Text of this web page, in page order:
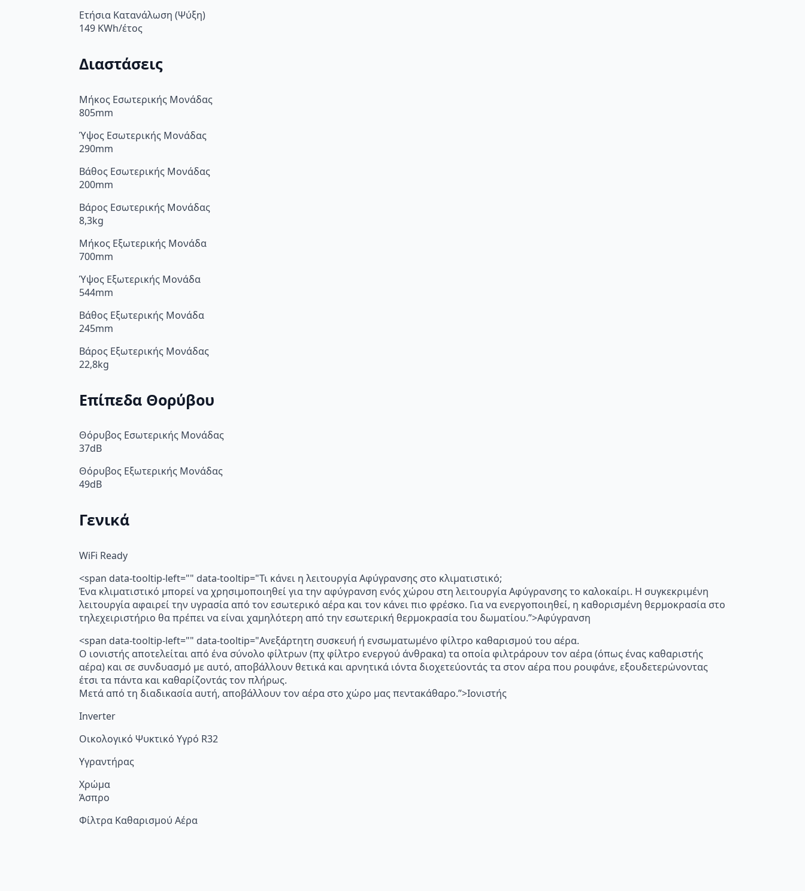
Ετήσια Κατανάλωση (Ψύξη)
149 KWh/έτος
Διαστάσεις
Μήκος Εσωτερικής Μονάδας
805mm
Ύψος Εσωτερικής Μονάδας
290mm
Βάθος Εσωτερικής Μονάδας
200mm
Βάρος Εσωτερικής Μονάδας
8,3kg
Μήκος Εξωτερικής Μονάδα
700mm
Ύψος Εξωτερικής Μονάδα
544mm
Βάθος Εξωτερικής Μονάδα
245mm
Βάρος Εξωτερικής Μονάδας
22,8kg
Επίπεδα Θορύβου
Θόρυβος Εσωτερικής Μονάδας
37dB
Θόρυβος Εξωτερικής Μονάδας
49dB
Γενικά
WiFi Ready
<span data-tooltip-left="" data-tooltip="Τι κάνει η λειτουργία Αφύγρανσης στο κλιματιστικό;
Ένα κλιματιστικό μπορεί να χρησιμοποιηθεί για την αφύγρανση ενός χώρου στη λειτουργία Αφύγρανσης το καλοκαίρι. Η συγκεκριμένη
λειτουργία αφαιρεί την υγρασία από τον εσωτερικό αέρα και τον κάνει πιο φρέσκο. Για να ενεργοποιηθεί, η καθορισμένη θερμοκρασία στο
τηλεχειριστήριο θα πρέπει να είναι χαμηλότερη από την εσωτερική θερμοκρασία του δωματίου.”>Αφύγρανση
<span data-tooltip-left="" data-tooltip="Ανεξάρτητη συσκευή ή ενσωματωμένο φίλτρο καθαρισμού του αέρα.
Ο ιονιστής αποτελείται από ένα σύνολο φίλτρων (πχ φίλτρο ενεργού άνθρακα) τα οποία φιλτράρουν τον αέρα (όπως ένας καθαριστής
αέρα) και σε συνδυασμό με αυτό, αποβάλλουν θετικά και αρνητικά ιόντα διοχετεύοντάς τα στον αέρα που ρουφάνε, εξουδετερώνοντας
έτσι τα πάντα και καθαρίζοντάς τον πλήρως.
Μετά από τη διαδικασία αυτή, αποβάλλουν τον αέρα στο χώρο μας πεντακάθαρο.”>Ιονιστής
Inverter
Οικολογικό Ψυκτικό Υγρό R32
Υγραντήρας
Χρώμα
Άσπρο
Φίλτρα Καθαρισμού Αέρα